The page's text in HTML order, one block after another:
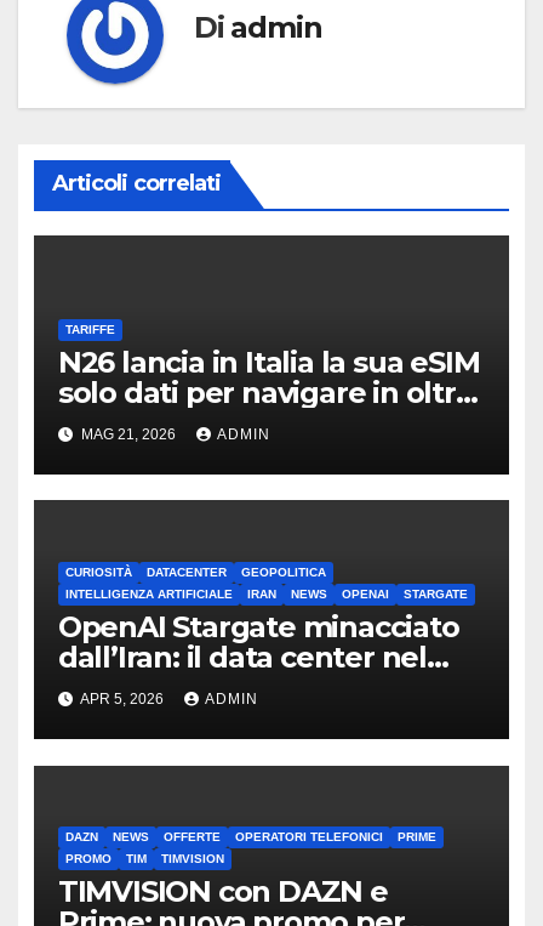
Di admin
Articoli correlati
TARIFFE
N26 lancia in Italia la sua eSIM
solo dati per navigare in oltre
100 Paesi
MAG 21, 2026 ADMIN
CURIOSITÀ DATACENTER
GEOPOLITICA
INTELLIGENZA ARTIFICIALE
IRAN NEWS OPENAI STARGATE
OpenAI Stargate minacciato
dall’Iran: il data center nel
mirino
APR 5, 2026 ADMIN
DAZN NEWS OFFERTE OPERATORI TELEFONICI
PRIME
PROMO
TIM TIMVISION
TIMVISION con DAZN e